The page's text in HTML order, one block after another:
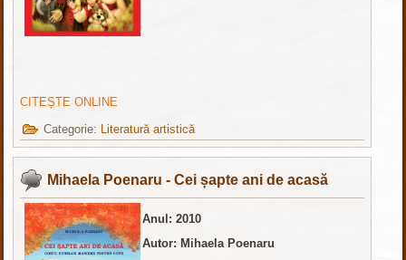
CITEȘTE ONLINE
Categorie:
Literatură artistică
Mihaela Poenaru - Cei șapte ani de acasă
Anul: 2010
Autor: Mihaela Poenaru